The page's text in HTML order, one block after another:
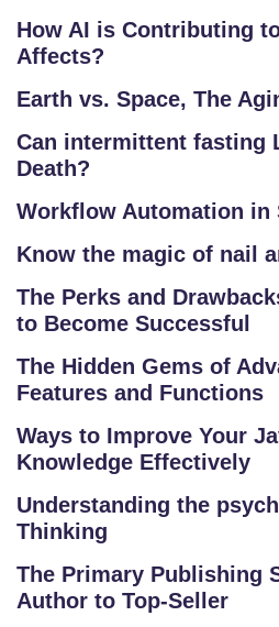
How AI is Contributing
Affects?
Earth vs. Space, The
Can intermittent fasting
Death?
Workflow Automation in
Know the magic of nail
The Perks and
to Become Successful
The Hidden Gems of
Features and Functions
Ways to Improve Your
Knowledge Effectively
Understanding the
Thinking
The Primary Publishing
Author to Top-Seller